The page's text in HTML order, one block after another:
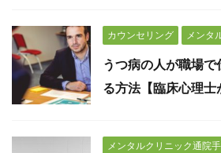
カウンセリング メンタ
うつ病の人が職場
る方法【臨床心理士
メンタルクリニック通院